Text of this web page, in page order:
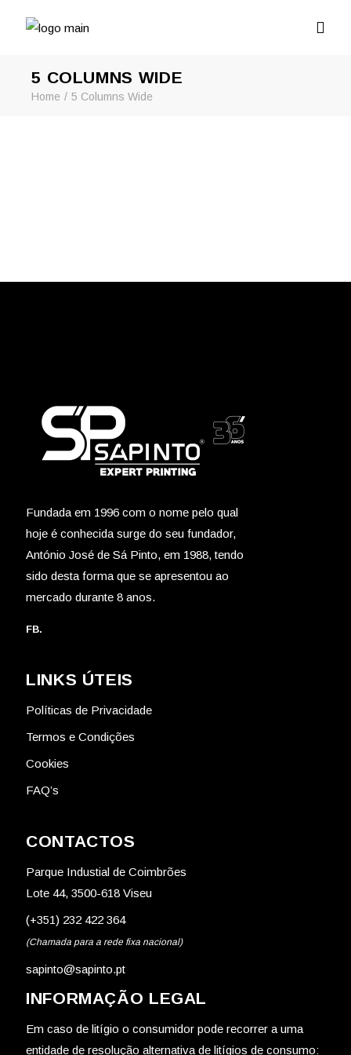
5 COLUMNS WIDE
Home 5 Columns Wide
Fundada em 1996 com o nome pelo qual
hoje é conhecida surge do seu fundador,
António José de Sá Pinto, em 1988, tendo
sido desta forma que se apresentou ao
mercado durante 8 anos.
FB.
LINKS ÚTEIS
Políticas de Privacidade
Termos e Condições
Cookies
FAQ’s
CONTACTOS
Parque Industial de Coimbrões
Lote 44, 3500-618 Viseu
(+351) 232 422 364
(Chamada para a rede fixa nacional)
sapinto@sapinto.pt
INFORMAÇÃO LEGAL
Em caso de litígio o consumidor pode recorrer a uma
entidade de resolução alternativa de litígios de consumo: